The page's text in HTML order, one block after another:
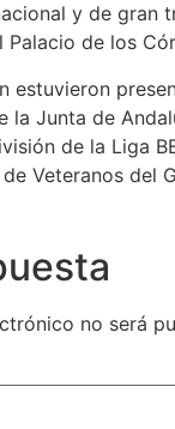
y de gran
de los
estuvieron
la Junta de
de la Liga
Veteranos del
no será